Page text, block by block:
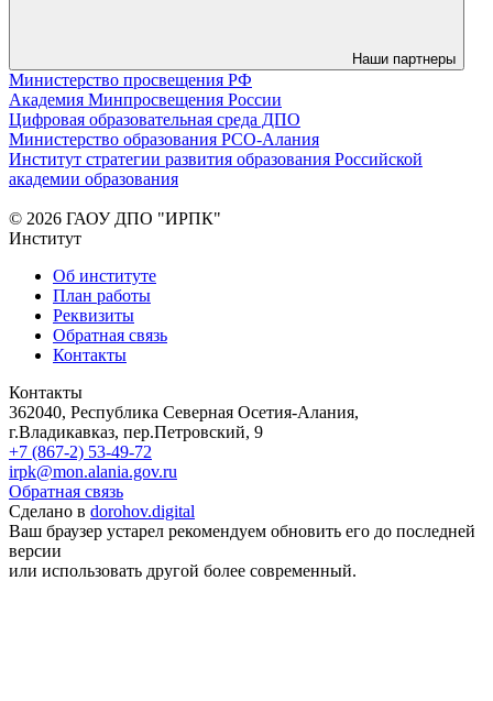
Наши партнеры
Министерство просвещения РФ
Академия Минпросвещения России
Цифровая образовательная среда ДПО
Министерство образования РСО-Алания
Институт стратегии развития образования Российской
академии образования
© 2026 ГАОУ ДПО "ИРПК"
Институт
Об институте
План работы
Реквизиты
Обратная связь
Контакты
Контакты
362040, Республика Северная Осетия-Алания,
г.Владикавказ, пер.Петровский, 9
+7 (867-2) 53-49-72
irpk@mon.alania.gov.ru
Обратная связь
Сделано в dorohov.digital
Ваш браузер устарел рекомендуем обновить его до последней
версии
или использовать другой более современный.